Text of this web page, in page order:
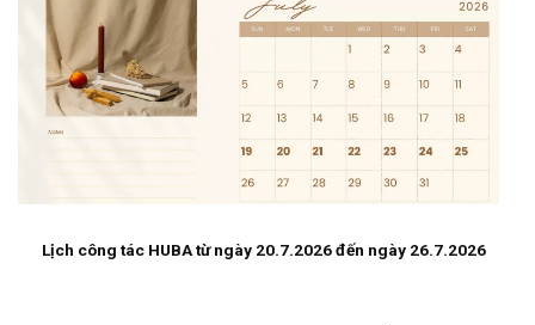
Lịch công tác HUBA từ ngày 20.7.2026 đến ngày 26.7.2026